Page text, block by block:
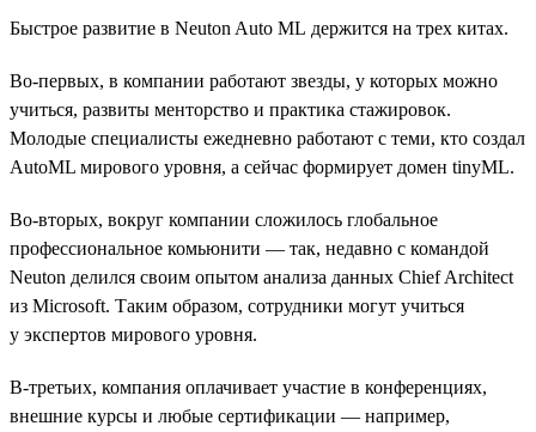
Быстрое развитие в Neuton Auto ML держится на трех китах.
Во-первых, в компании работают звезды, у которых можно
учиться, развиты менторство и практика стажировок.
Молодые специалисты ежедневно работают с теми, кто создал
AutoML мирового уровня, а сейчас формирует домен tinyML.
Во-вторых, вокруг компании сложилось глобальное
профессиональное комьюнити — так, недавно с командой
Neuton делился своим опытом анализа данных Chief Architect
из Microsoft. Таким образом, сотрудники могут учиться
у экспертов мирового уровня.
В-третьих, компания оплачивает участие в конференциях,
внешние курсы и любые сертификации — например,